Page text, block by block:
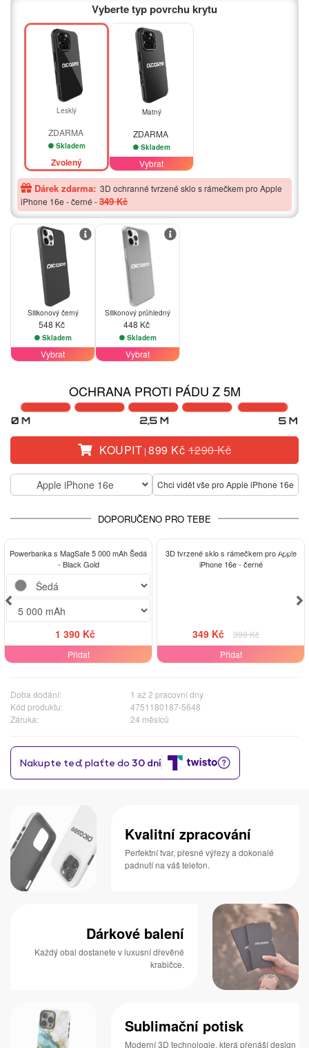
Vyberte typ povrchu krytu
Lesklý
ZDARMA
Skladem
Zvolený
Matný
ZDARMA
Skladem
Vybrat
Dárek zdarma: 3D ochranné tvrzené sklo s rámečkem pro Apple
iPhone 16e - černé -349 Kč
Silikonový černý
548 Kč
Skladem
Vybrat
Silikonový průhledný
448 Kč
Skladem
Vybrat
OCHRANA PROTI PÁDU Z 5M
KOUPIT | 899 Kč1290 Kč
Apple iPhone 16e Chci vidět vše pro Apple iPhone 16e
DOPORUČENO PRO TEBE
Powerbanka s MagSafe 5 000 mAh Šedá
- Black Gold
1 390 Kč
Přidat
-13%
3D tvrzené sklo s rámečkem pro Apple
iPhone 16e - černé
349 Kč
399 Kč
Přidat
Doba dodání:
1 až 2 pracovní dny
Kód produktu:
4751180187-5648
Záruka:
24 měsíců
Kvalitní zpracování
Perfektní tvar, přesné výřezy a dokonalé
padnutí na váš telefon.
Dárkové balení
Každý obal dostanete v luxusní dřevěné
krabičce.
Sublimační potisk
Moderní 3D technologie, která přenáší design